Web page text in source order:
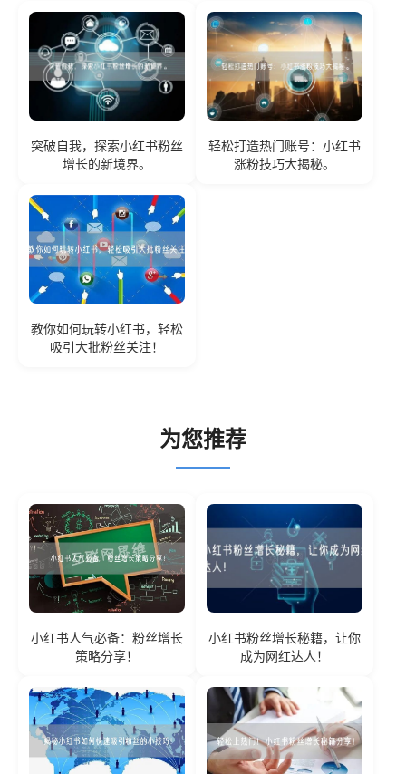
突破自我，探索小红书粉丝
增长的新境界。
轻松打造热门账号：小红书
涨粉技巧大揭秘。
教你如何玩转小红书，轻松
吸引大批粉丝关注！
为您推荐
小红书人气必备：粉丝增长
策略分享！
小红书粉丝增长秘籍，让你
成为网红达人！